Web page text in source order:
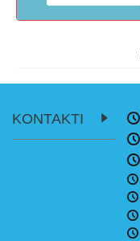
KONTAKTI